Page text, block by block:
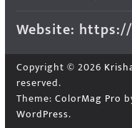
Website:
Copyright © 2026
reserved.
Theme: ColorMag Pro
WordPress.